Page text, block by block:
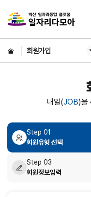
익산일자리통합플랫폼
HOME회원가입
내일(JOB)을
Step 01
회원유형 선택
Step 03
회원정보입력